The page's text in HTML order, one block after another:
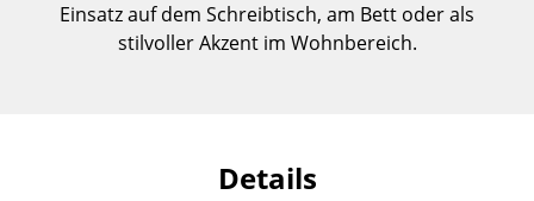
Bücherregale
Einsatz auf dem Schreibtisch, am Bett oder als
stilvoller Akzent im Wohnbereich.
Details